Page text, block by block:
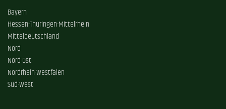
Bayern
Hessen-Thüringen-Mittelrhein
Mitteldeutschland
Nord
Nord-Ost
Nordrhein-Westfalen
Süd-West